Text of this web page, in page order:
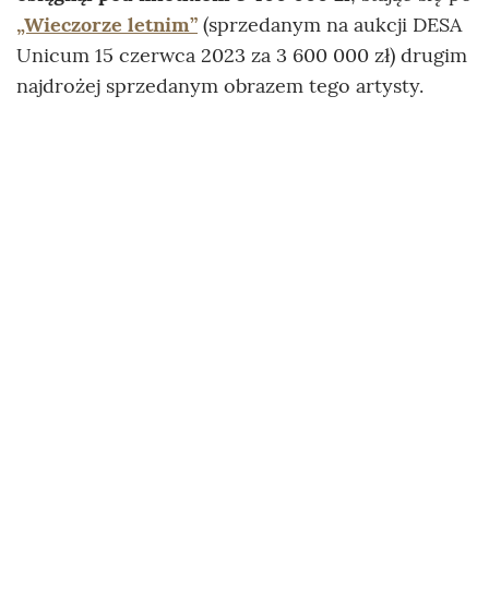
„Wieczorze letnim” (sprzedanym na aukcji DESA
Unicum 15 czerwca 2023 za 3 600 000 zł) drugim
najdrożej sprzedanym obrazem tego artysty.